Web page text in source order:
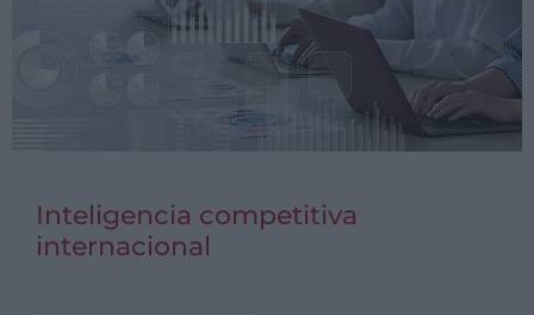
Inteligencia competitiva
internacional